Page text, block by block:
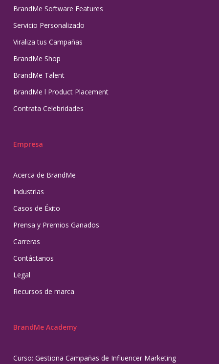
BrandMe Software Features
Servicio Personalizado
Viraliza tus Campañas
BrandMe Shop
BrandMe Talent
BrandMe l Product Placement
Contrata Celebridades
Empresa
Acerca de BrandMe
Industrias
Casos de Éxito
Prensa y Premios Ganados
Carreras
Contáctanos
Legal
Recursos de marca
BrandMe Academy
Curso: Gestiona Campañas de Influencer Marketing